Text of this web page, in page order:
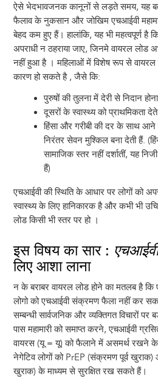
ऐसे भेदभावजनक कानूनों से लड़ते समय, यह
फैलाव के नुकसान और जोखिम एचआईवी
बेहद कम हुए हैं। हालांकि, यह भी महत्वपूर्ण है
अपराधी न ठहराया जाए, जिनमे वायरल लोड
नहीं हुआ है । महिलाओं में विशेष रूप से
कारण हो सकते है , जैसे कि:
पुरुषों की तुलना में देरी से निदान होना
दूसरों के स्वास्थ्य को प्राथमिकता
हिंसा और गरीबी की दर के साथ आने
निरंतर सेवन मुश्किल बना देती हैं.
सामाजिक स्तर नहीं दर्शातीं, यह
हैं)
एचआईवी की स्थिति के आधार पर लोगों को
स्वास्थ्य के लिए हानिकारक है और कभी भी
लोड किसी भी स्तर पर हो ।
इस विषय का सार :
लिए आशा लाना
न के बराबर वायरल लोड होने का मतलब है
लोगो को एचआईवी संक्रमण फैला नहीं कर
सम्बन्धी सार्वजनिक और व्यक्तिगत विचारों पर
पास महामारी को समाप्त करने, एचआईवी
वायरस (यू = यू) को फैलाने में असमर्थ रखने
नेगेटिव लोगों को PrEP (संक्रमण पूर्व
खुराक) के माध्यम से सुरक्षित रख सकते हैं।